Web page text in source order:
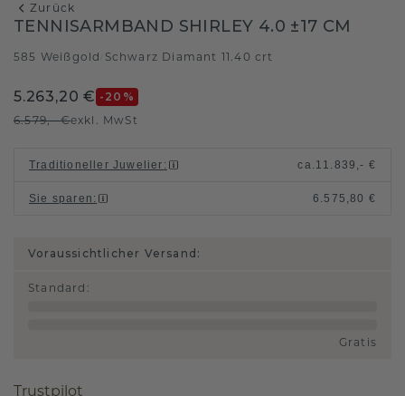
Zurück
TENNISARMBAND SHIRLEY 4.0 ±17 CM
585 Weißgold Schwarz Diamant 11.40 crt
5.263,20 € -20 %
6.579,- €exkl. MwSt
Traditioneller Juwelier : ca. 11.839,- €
Sie sparen : 6.575,80 €
Voraussichtlicher Versand:
Standard :
Gratis
Trustpilot